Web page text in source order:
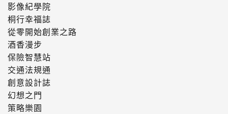
影像紀學院
桐行幸福誌
從零開始創業之路
酒香漫步
保險智慧站
交通法規通
創意設計誌
幻想之門
策略樂園